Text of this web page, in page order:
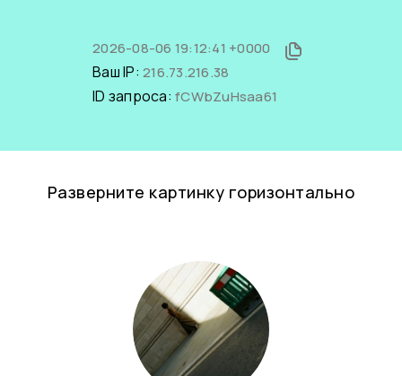
2026-08-06 19:12:41 +0000
Ваш IP: 216.73.216.38
ID запроса: fCWbZuHsaa61
Разверните картинку горизонтально